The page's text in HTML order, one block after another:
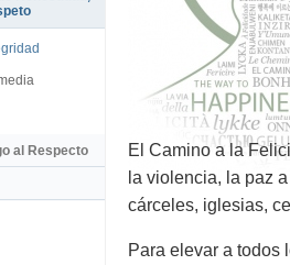
El Camino a la
la violencia, la paz
cárceles, iglesias,
Para elevar a todos
al Respecto